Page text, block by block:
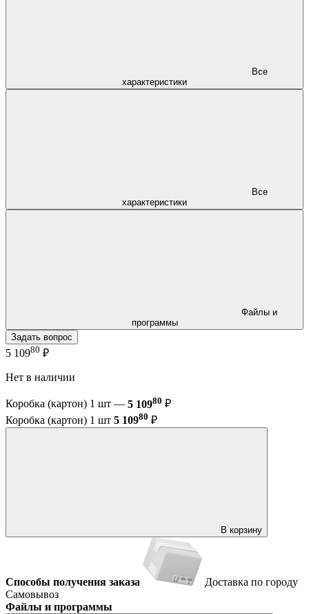
характеристики
характеристики
программы
Задать вопрос
5 10980 ₽
Нет в наличии
Коробка (картон) 1 шт — 5 10980 ₽
Коробка (картон) 1 шт 5 10980 ₽
В корзину
Способы получения заказа
Доставка по городу
Самовывоз
Файлы и программы